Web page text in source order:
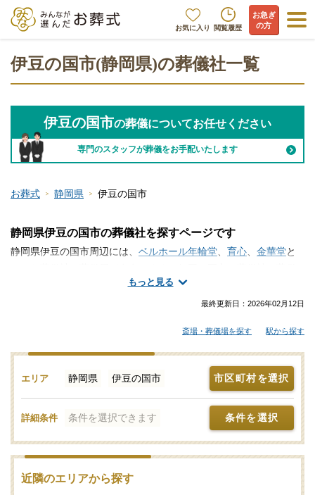
お気に入り 閲覧履歴
お急ぎ
の方
伊豆の国市(静岡県)の葬儀社一覧
伊豆の国市の葬儀についてお任せください
専門のスタッフが葬儀をお手配いたします
お葬式 静岡県 伊豆の国市
もっと見る
静岡県伊豆の国市の葬儀社を探すページです
静岡県伊豆の国市周辺には、 ベルホール年輪堂、 育心、 金華堂と
屋さんの情報をお探しですか？火葬のみ、一日葬、家族葬、一般
的なお葬式など、手厚く真心のこもったサービスが魅力の葬儀屋
望に合わせて選択することが大切です。各葬儀屋さんの特徴、お
すすめの葬儀社などをご覧ください。「みんなが選んだお葬式」
では、基準を満たした伊豆の国市対応の葬儀社・葬儀屋さんをご
紹介しております。少しでもご不明点などがあれば、些細と思わ
れることでも遠慮なく、24時間365日お電話でご相談いただけま
す。伊豆の国市の葬儀社を比較検討の際に「信頼のおける葬儀屋
た安心安全な葬儀屋さんをご案内いたしますので、あわせて新サ
ービスなどの最新情報をチェックするなど、しっかりと情報収集
を行って信頼のおけそうな葬儀会社を探しましょう。
最終更新日： 2026年02月12日
斎場・葬儀場を探す 駅から探す
エリア 静岡県 伊豆の国市 市区町村を選択
詳細条件 条件を選択できます 条件を選択
近隣のエリアから探す